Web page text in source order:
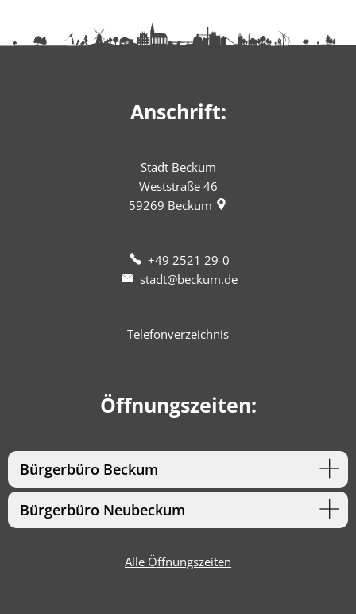
Anschrift:
Stadt Beckum
Weststraße 46
59269 Beckum
+49 2521 29-0
stadt@beckum.de
Telefonverzeichnis
Öffnungszeiten:
Bürgerbüro Beckum
Bürgerbüro Neubeckum
Alle Öffnungszeiten